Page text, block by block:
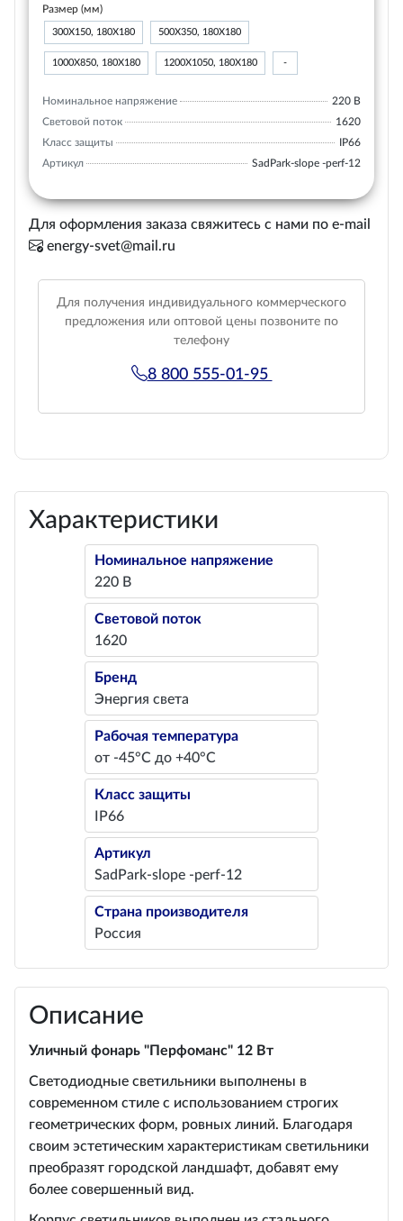
Размер (мм)
300Х150, 180Х180 500Х350, 180Х180
1000Х850, 180Х180 1200Х1050, 180Х180 -
Номинальное напряжение
220 В
Световой поток
1620
Класс защиты
IP66
Артикул
SadPark-slope -perf-12
Для оформления заказа свяжитесь с нами по e-mail
energy-svet@mail.ru
Для получения индивидуального коммерческого
предложения или оптовой цены позвоните по
телефону
8 800 555-01-95
Характеристики
Номинальное напряжение
220 В
Световой поток
1620
Бренд
Энергия света
Рабочая температура
от -45°С до +40°С
Класс защиты
IP66
Артикул
SadPark-slope -perf-12
Страна производителя
Россия
Описание
Уличный фонарь "Перфоманс" 12 Вт
Светодиодные светильники выполнены в
современном стиле с использованием строгих
геометрических форм, ровных линий. Благодаря
своим эстетическим характеристикам светильники
преобразят городской ландшафт, добавят ему
более совершенный вид.